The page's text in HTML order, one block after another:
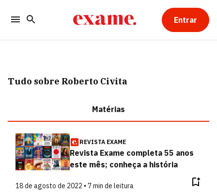
Entrar
Tudo sobre Roberto Civita
Matérias
REVISTA EXAME
Revista Exame completa 55 anos
este mês; conheça a história
18 de agosto de 2022 • 7 min de leitura